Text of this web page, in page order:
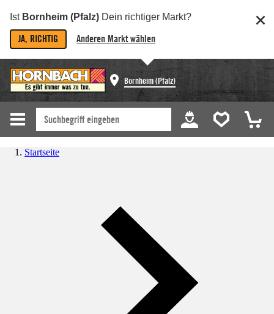
Ist Bornheim (Pfalz) Dein richtiger Markt?
JA, RICHTIG Anderen Markt wählen
Bornheim (Pfalz)
Startseite